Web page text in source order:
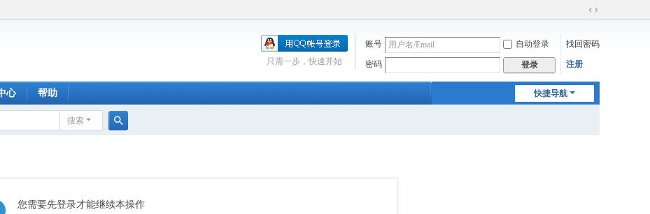
切
到
账号 自动登录 找回密码
密码 登录 注册
只需一步，快速开始
快捷导航
心 帮助
搜索
您需要先登录才能继续本操作